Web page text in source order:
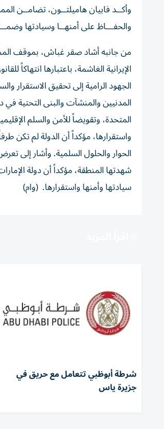
وأكــد فابيان هاميلتــون، تضامــن
والحفـــاظ على أمنهــا وسيادتها
من جانبه أشاد صقر غباش، بموقف
الإيرانية الغاشمة، باعتبارها انتهاكاً
الجهود الرامية إلى تحقيق الاستقرار
المدنيين والمنشآت والبنى التحتية في
المتحدة، وتقويضاً للأمن والسلم
واستقرارها، مؤكداً أن الدولة لم
الحوار والحلول السلمية. وأشار إلى
شهدتها المنطقة، مؤكداً أن دولة
سيادتها وأمنها واستقرارها. (وام)
شرطة أبوظبي تتعامل مع حريق في
جزيرة ياس